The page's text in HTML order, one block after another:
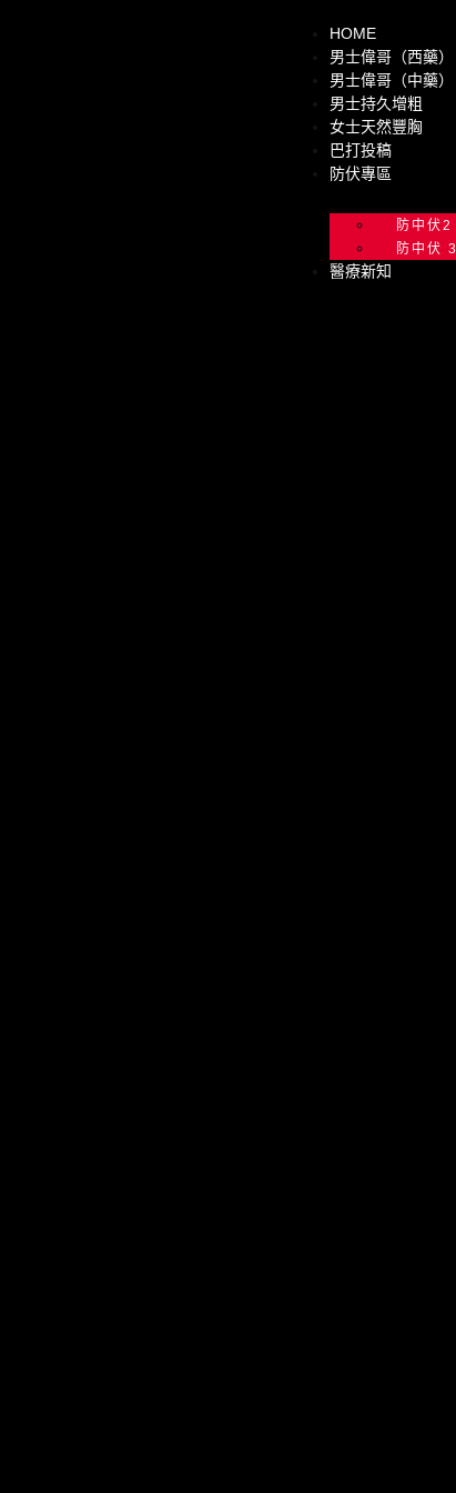
HOME
男士偉哥（西藥）
男士偉哥（中藥）
男士持久增粗
女士天然豐胸
巴打投稿
防伏專區
防中伏2
防中伏 3
醫療新知